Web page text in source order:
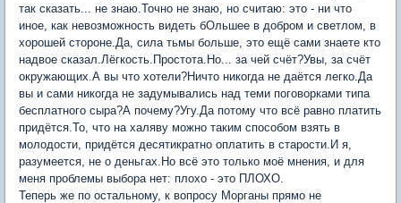
так сказать... не знаю.Точно не знаю, но считаю: это - ни что
иное, как невозможность видеть бОльшее в добром и светлом, в
хорошей стороне.Да, сила тьмы больше, это ещё сами знаете кто
надвое сказал.Лёгкость.Простота.Но... за чей счёт?Увы, за счёт
окружающих.А вы что хотели?Ничто никогда не даётся легко.Да
вы и сами никогда не задумывались над теми поговорками типа
бесплатного сыра?А почему?Угу.Да потому что всё равно платить
придётся.То, что на халяву можно таким способом взять в
молодости, придётся десятикратно оплатить в старости.И я,
разумеется, не о деньгах.Но всё это только моё мнения, и для
меня проблемы выбора нет: плохо - это ПЛОХО.
Теперь же по остальному, к вопросу Морганы прямо не